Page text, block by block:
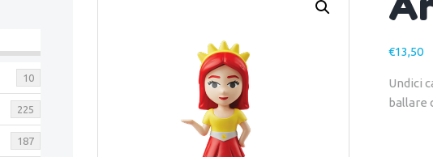
€13,50
Undici
ballare
10
225
187